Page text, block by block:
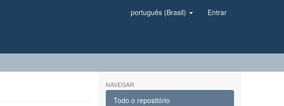
português (Brasil) Entrar
NAVEGAR
Todo o repositório